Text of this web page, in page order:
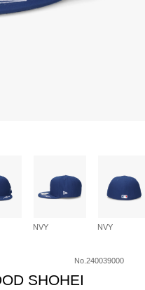
NVY NVY
No.240039000
SHOHEI